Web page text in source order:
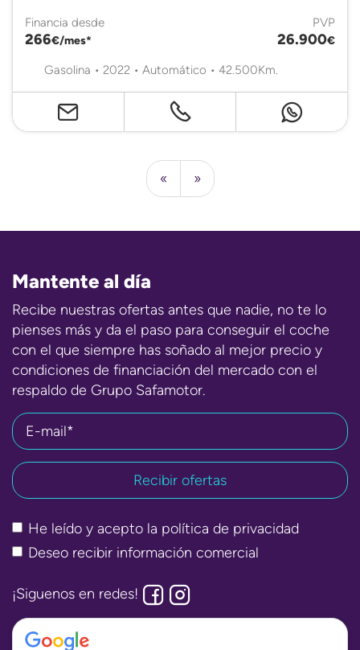
Financia desde
266€/mes*
PVP
26.900€
Gasolina • 2022 • Automático • 42.500Km.
« »
Mantente al día
Recibe nuestras ofertas antes que nadie, no te lo
pienses más y da el paso para conseguir el coche
con el que siempre has soñado al mejor precio y
condiciones de financiación del mercado con el
respaldo de Grupo Safamotor.
E-mail*
He leído y acepto la política de privacidad
Deseo recibir información comercial
¡Siguenos en redes!